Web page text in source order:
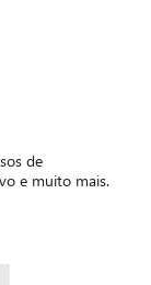
de
e muito mais.